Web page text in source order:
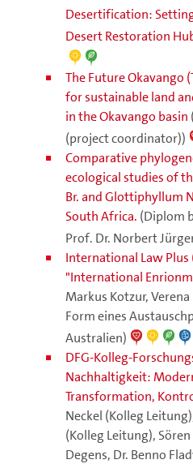
Desertification:
Desert Restoration
The Future Okavango
for sustainable land
in the Okavango basin
(project coordinator))
Comparative
ecological studies of
Br. and Glottiphyllum
South Africa. (Diplom
Prof. Dr. Norbert
International Law Plus
"International
Markus Kotzur,
Form eines
Australien)
DFG-Kolleg-
Nachhaltigkeit:
Transformation,
Neckel (Kolleg
(Kolleg Leitung),
Degens, Dr. Benno